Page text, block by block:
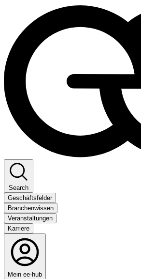
Search
Geschäftsfelder
Branchenwissen
Veranstaltungen
Karriere
Mein ee-hub